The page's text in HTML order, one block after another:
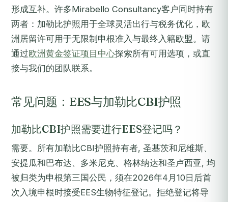
形成互补。许多Mirabello Consultancy客户同时持有
两者：加勒比护照用于全球灵活出行与税务优化，欧
洲居留许可用于无限制申根准入与最终入籍欧盟。请
通过欧洲黄金签证项目中心探索所有可用选项，或直
接与我们的团队联系。
常见问题：EES与加勒比CBI护照
加勒比CBI护照需要进行EES登记吗？
需要。所有加勒比CBI护照持有者, 圣基茨和尼维斯、
安提瓜和巴布达、多米尼克、格林纳达和圣卢西亚, 均
被归类为申根第三国公民，须在2026年4月10日后首
次入境申根时接受EES生物特征登记。拒绝登记将导